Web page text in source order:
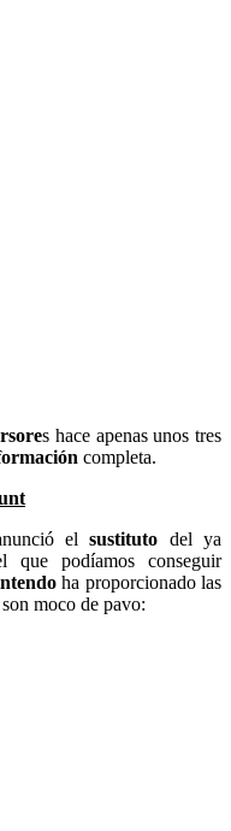
s hace apenas unos tres
completa.
el sustituto del ya
que podíamos conseguir
ha proporcionado las
moco de pavo: